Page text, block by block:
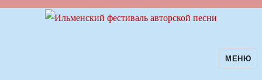
Ильменский фестиваль авторскойМЕНЮ